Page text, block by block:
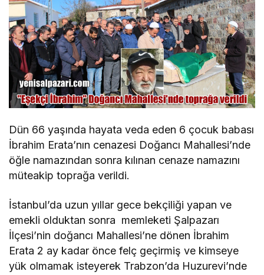
Dün 66 yaşında hayata veda eden 6 çocuk babası
İbrahim Erata’nın cenazesi Doğancı Mahallesi’nde
öğle namazından sonra kılınan cenaze namazını
müteakip toprağa verildi.
İstanbul’da uzun yıllar gece bekçiliği yapan ve
emekli olduktan sonra memleketi Şalpazarı
İlçesi’nin doğancı Mahallesi’ne dönen İbrahim
Erata 2 ay kadar önce felç geçirmiş ve kimseye
yük olmamak isteyerek Trabzon’da Huzurevi’nde